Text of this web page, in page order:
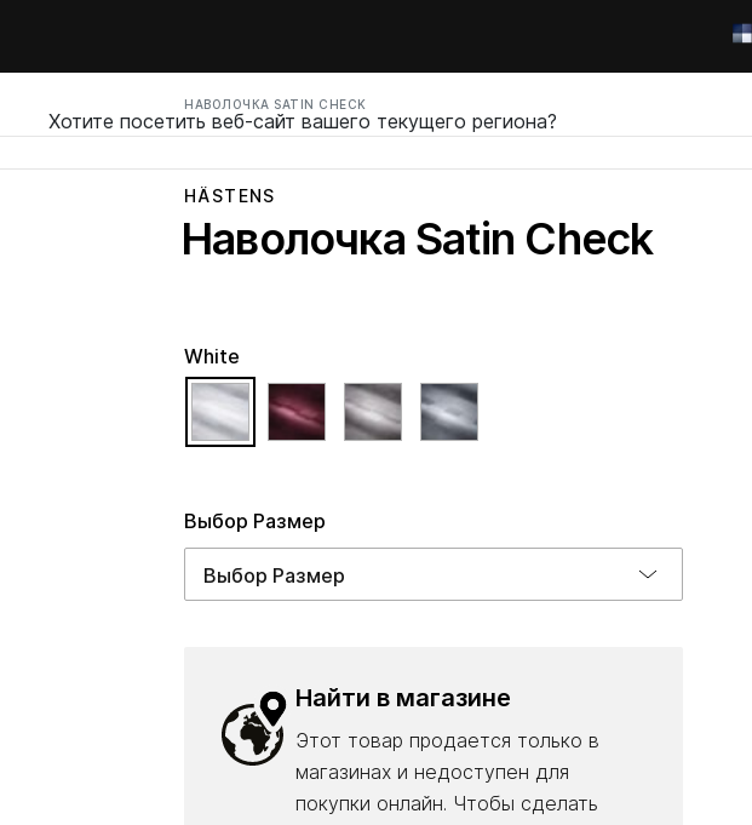
НАВОЛОЧКА SATIN CHECK
Хотите посетить веб-сайт вашего текущего региона?
HÄSTENS
Наволочка Satin Check
Выбор Pазмер
White
selected
Найти в магазине
Этот товар продается только в
магазинах и недоступен для
покупки онлайн. Чтобы сделать